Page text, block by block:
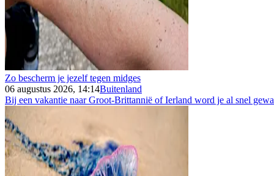
Zo bescherm je jezelf tegen midges
06 augustus 2026, 14:14Buitenland
Bij een vakantie naar Groot-Brittannië of Ierland word je al snel